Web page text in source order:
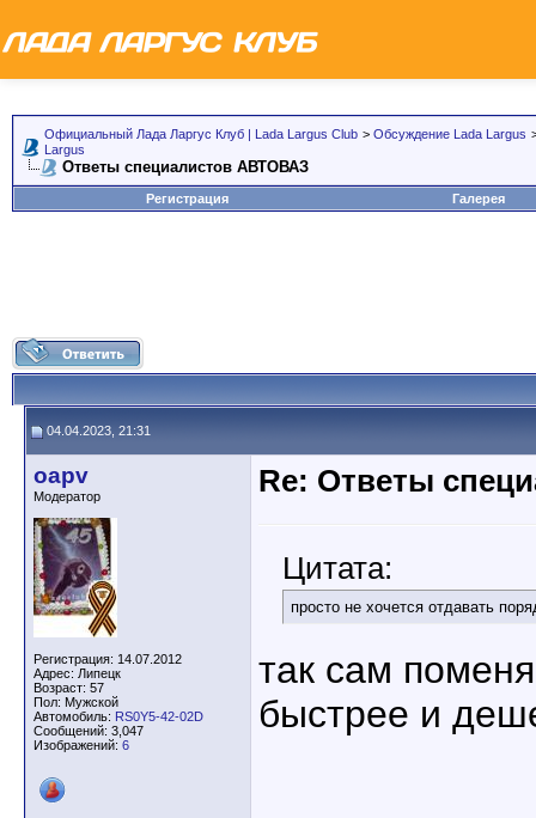
Официальный Лада Ларгус Клуб | Lada Largus Club > Обсуждение Lada Largus
Largus
Ответы специалистов АВТОВАЗ
Регистрация Галерея
04.04.2023, 21:31
oapv
Модератор
Регистрация: 14.07.2012
Адрес: Липецк
Возраст: 57
Пол: Мужской
Автомобиль: RS0Y5-42-02D
Сообщений: 3,047
Изображений: 6
Re: Ответы
Цитата:
просто не хочется отдавать
так сам
быстрее и